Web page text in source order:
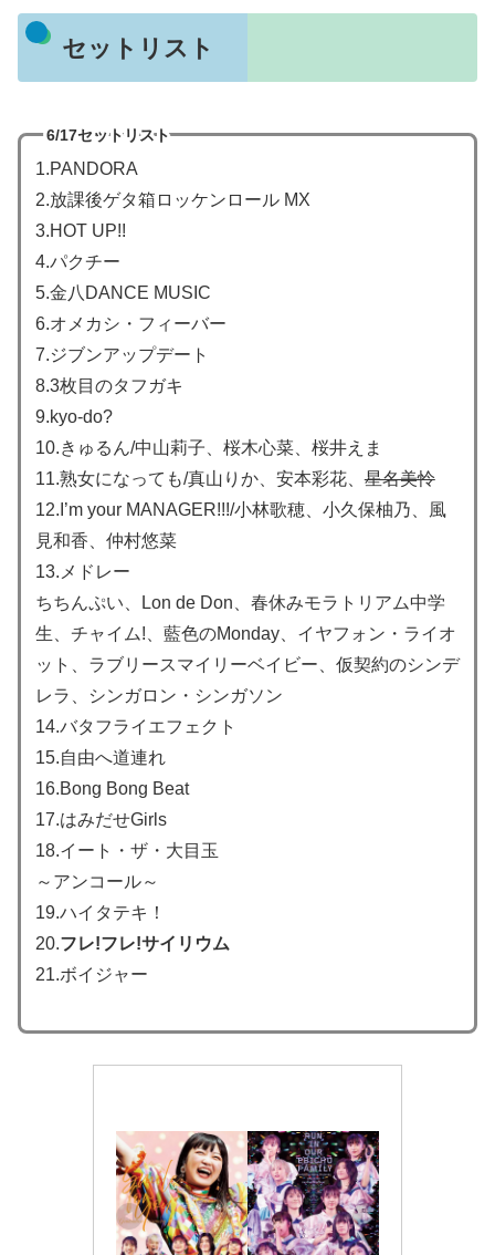
セットリスト
6/17セットリスト
1.PANDORA
2.放課後ゲタ箱ロッケンロール MX
3.HOT UP!!
4.パクチー
5.金八DANCE MUSIC
6.オメカシ・フィーバー
7.ジブンアップデート
8.3枚目のタフガキ
9.kyo-do?
10.きゅるん/中山莉子、桜木心菜、桜井えま
11.熟女になっても/真山りか、安本彩花、星名美怜
12.I’m your MANAGER!!!/小林歌穂、小久保柚乃、風
見和香、仲村悠菜
13.メドレー
ちちんぷい、Lon de Don、春休みモラトリアム中学
生、チャイム!、藍色のMonday、イヤフォン・ライオ
ット、ラブリースマイリーベイビー、仮契約のシンデ
レラ、シンガロン・シンガソン
14.バタフライエフェクト
15.自由へ道連れ
16.Bong Bong Beat
17.はみだせGirls
18.イート・ザ・大目玉
～アンコール～
19.ハイタテキ！
20.フレ!フレ!サイリウム
21.ボイジャー